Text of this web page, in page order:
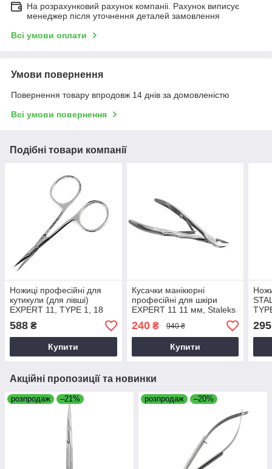
На розрахунковий рахунок компаніі. Рахунок виписує
менеджер після уточнення деталей замовлення
Всі умови оплати
Умови повернення
Повернення товару впродовж 14 днів за домовленістю
Всі умови повернення
Подібні товари компанії
Ножиці професійні для
кутикули (для лівші)
EXPERT 11, TYPE 1, 18
мм Staleks
588 ₴
Купити
Кусачки манікюрні
професійні для шкіри
EXPERT 11 11 мм, Staleks
240₴ 940 ₴
Купити
295
Акційні пропозиції та новинки
розпродаж –21% розпродаж –20%